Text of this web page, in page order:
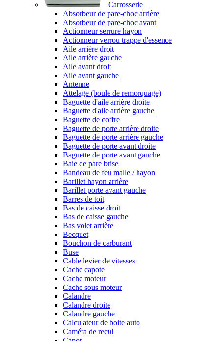
Carrosserie
Absorbeur de pare-choc arrière
Absorbeur de pare-choc avant
Actionneur serrure hayon
Actionneur verrou trappe d'essence
Aile arrière droit
Aile arrière gauche
Aile avant droit
Aile avant gauche
Antenne
Attelage (boule de remorquage)
Baguette d'aile arrière droite
Baguette d'aile arrière gauche
Baguette de coffre
Baguette de porte arrière droite
Baguette de porte arrière gauche
Baguette de porte avant droite
Baguette de porte avant gauche
Baie de pare brise
Bandeau de feu malle / hayon
Barillet hayon arrière
Barillet porte avant gauche
Barres de toit
Bas de caisse droit
Bas de caisse gauche
Bas volet arrière
Becquet
Bouchon de carburant
Buse
Cable levier de vitesses
Cache capote
Cache moteur
Cache sous moteur
Calandre
Calandre droite
Calandre gauche
Calculateur de boite auto
Caméra de recul